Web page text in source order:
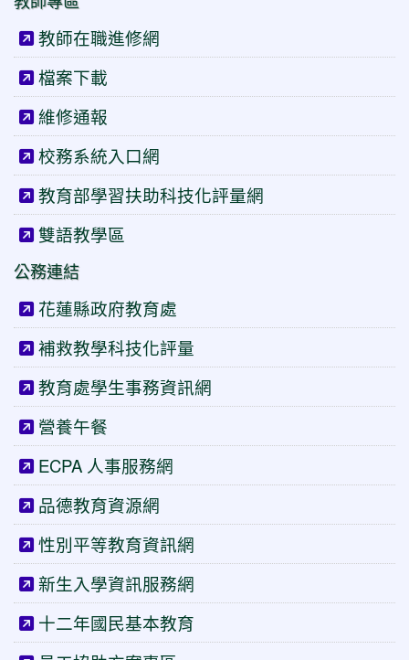
教師在職進修網
檔案下載
維修通報
校務系統入口網
教育部學習扶助科技化評量網
雙語教學區
公務連結
花蓮縣政府教育處
補救教學科技化評量
教育處學生事務資訊網
營養午餐
ECPA 人事服務網
品德教育資源網
性別平等教育資訊網
新生入學資訊服務網
十二年國民基本教育